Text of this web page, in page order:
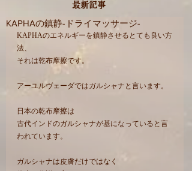
最新記事
KAPHAの鎮静-ドライマッサージ-
KAPHAのエネルギーを鎮静させるとても良い方
法、
それは乾布摩擦です。
アーユルヴェーダではガルシャナと言います。
日本の乾布摩擦は
古代インドのガルシャナが基になっていると言
われています。
ガルシャナは皮膚だけではなく